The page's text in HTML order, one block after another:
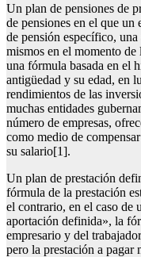
Un plan de pensiones de
de pensiones en el que
de pensión específico,
mismos en el momento
una fórmula basada en el
antigüedad y su edad, en
rendimientos de las
muchas entidades
número de empresas,
como medio de
su salario[1].
Un plan de prestación
fórmula de la prestación
el contrario, en el caso de
aportación definida», la
empresario y del
pero la prestación a pagar